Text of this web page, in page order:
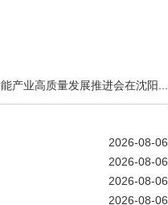
产业高质量发展推进会在沈阳...
2026-08-06
2026-08-06
2026-08-06
2026-08-06